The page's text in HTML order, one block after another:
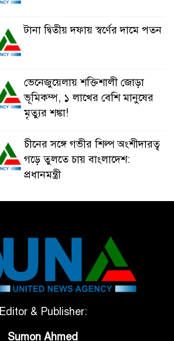
টানা দ্বিতীয় দফায় স্বর্ণের দামে পতন
ভেনেজুয়েলায় শক্তিশালী জোড়া
ভূমিকম্প, ১ লাখের বেশি মানুষের
মৃত্যুর শঙ্কা!
চীনের সঙ্গে গভীর শিল্প অংশীদারত্ব
গড়ে তুলতে চায় বাংলাদেশ:
প্রধানমন্ত্রী
টানা ৩ ম্যাচে গোল ভিনির, ইতিহাস
বলছে বিশ্বকাপ জিতবে ব্রাজিল
সরকারি ৩শ কেজি বই বিক্রির
Editor & Publisher:
Sumon Ahmed